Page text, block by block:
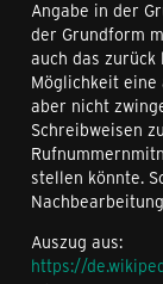
Angabe in der
der Grundform
auch das
Möglichkeit eine
aber nicht
Schreibweisen
stellen könnte.
Auszug aus:
https://